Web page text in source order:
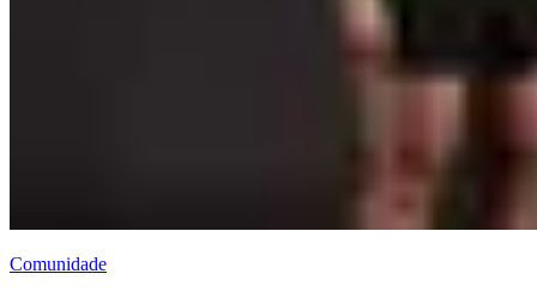
Comunidade